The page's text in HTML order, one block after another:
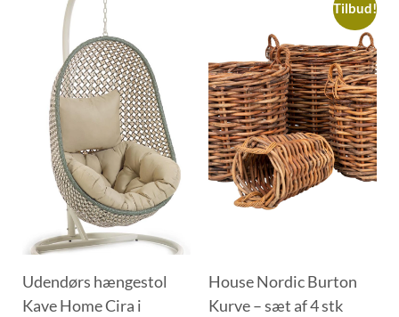
Udendørs hængestol
Kave Home Cira i
Tilbud!
House Nordic Burton
Kurve – sæt af 4 stk